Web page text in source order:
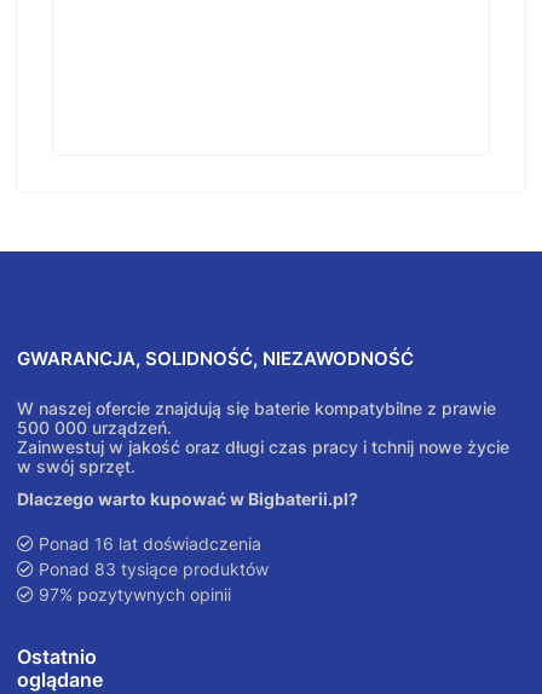
GWARANCJA, SOLIDNOŚĆ, NIEZAWODNOŚĆ
W naszej ofercie znajdują się baterie kompatybilne z prawie
500 000 urządzeń.
Zainwestuj w jakość oraz długi czas pracy i tchnij nowe życie
w swój sprzęt.
Dlaczego warto kupować w Bigbaterii.pl?
Ponad 16 lat doświadczenia
Ponad 83 tysiące produktów
97% pozytywnych opinii
Ostatnio
oglądane